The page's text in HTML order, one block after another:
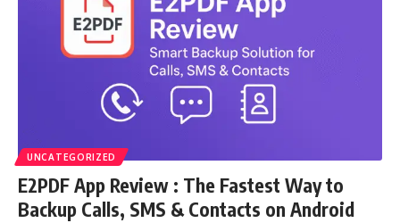
UNCATEGORIZED
E2PDF App Review : The Fastest Way to
Backup Calls, SMS & Contacts on Android